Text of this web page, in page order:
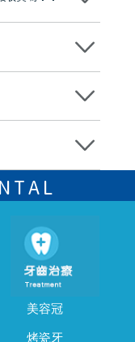
港澳大灣區及周邊城
八大分院，香港亦設
約免費咨詢，讓人十
何費用。
錢，顧客同意並簽字
匯率會及時告知客人
告知我們你原本預約
美容冠
烤瓷牙